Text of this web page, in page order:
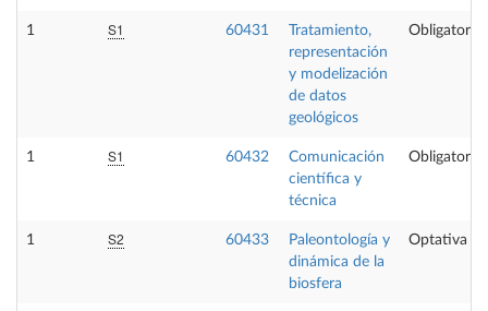
1 S1 60431
Tratamiento,
representación
y modelización
de datos
geológicos
Obligatoria
1 S1 60432
Comunicación
científica y
técnica
Obligatoria
1 S2 60433
Paleontología y
dinámica de la
biosfera
Optativa